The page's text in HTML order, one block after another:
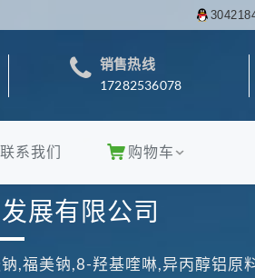
销售热线
17282536078
联系我们 购物车
展有限公司
,福美钠,8-羟基喹啉,异丙醇铝原